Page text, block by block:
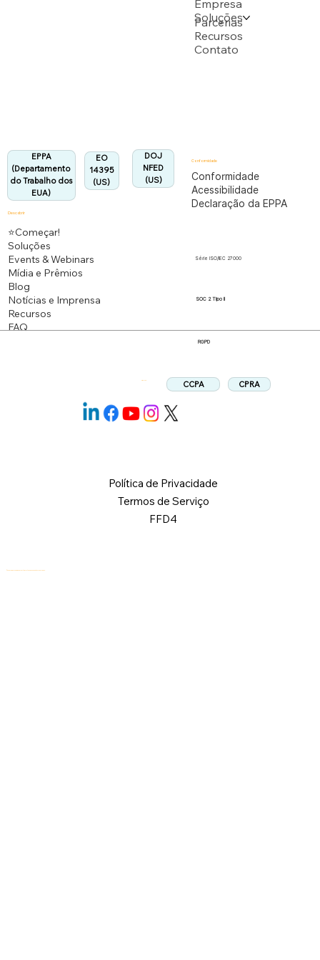
EO
14395
(US)
EPPA
(Departamento
do Trabalho dos
EUA)
DOJ
NFED
(US)
Empresa
Soluções
Parcerias
Recursos
Contato
Descobrir
⭐Começar!
Soluções
Events & Webinars
Mídia e Prêmios
Blog
Notícias e Imprensa
Recursos
FAQ
Conformidade
Conformidade
Acessibilidade
Declaração da EPPA
Série ISO/IEC 27000
Política de Privacidade
Termos de Serviço
FFD4
SOC 2 Tipo II
RGPD
CCPA CPRA